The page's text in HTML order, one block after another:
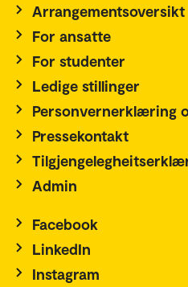
Arrangementsoversikt
For ansatte
For studenter
Ledige stillinger
Personvernerklæring
Pressekontakt
Admin
Facebook
LinkedIn
Instagram